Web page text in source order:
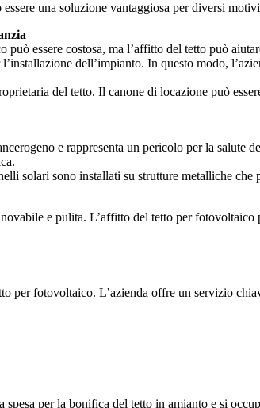
una soluzione vantaggiosa per diversi
essere costosa, ma l’affitto del tetto può
dell’impianto. In questo modo,
del tetto. Il canone di locazione può
e rappresenta un pericolo per la
solari sono installati su strutture metalliche che
e pulita. L’affitto del tetto per
per fotovoltaico. L’azienda offre un servizio
per la bonifica del tetto in amianto e si